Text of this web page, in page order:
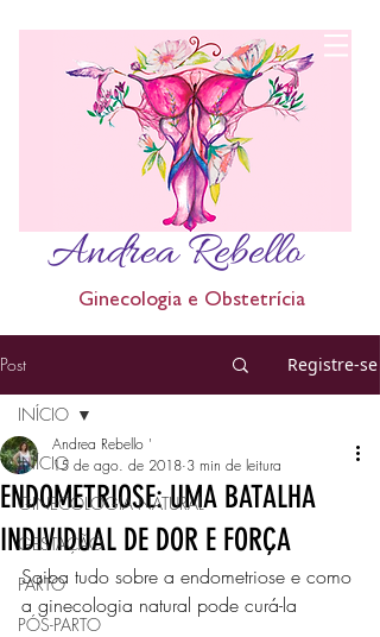
Andrea Rebello
Ginecologia e Obstetrícia
Post Registre-se
INÍCIO
GINECOLOGIA NATURAL
GESTAÇÃO
PARTO
PÓS-PARTO
INÍCIO
ENDOMETRIOSE: UMA BATALHA
INDIVIDUAL DE DOR E FORÇA
Andrea Rebello '
15 de ago. de 2018 3 min de leitura
Saiba tudo sobre a endometriose e como
a ginecologia natural pode curá-la